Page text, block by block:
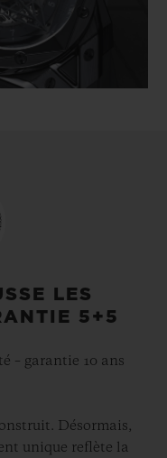
II All Black se
elle est…
LES
5+5
– garantie 10 ans
Désormais,
unique reflète la